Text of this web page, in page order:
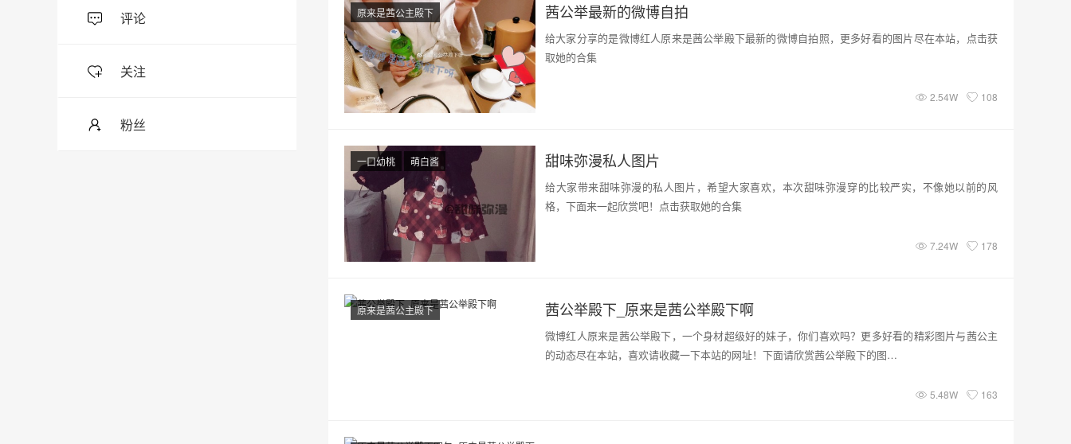
评论
关注
粉丝
茜公举最新的微博自拍
原来是茜公主殿下
给大家分享的是微博红人原来是茜公举殿下最新的微博自拍照，更多好看的图片尽在本站，点击获
取她的合集
2.54W 108
甜味弥漫私人图片
一口幼桃 萌白酱
给大家带来甜味弥漫的私人图片，希望大家喜欢，本次甜味弥漫穿的比较严实，不像她以前的风
格，下面来一起欣赏吧！点击获取她的合集
7.24W 178
茜公举殿下_原来是茜公举殿下啊
原来是茜公主殿下
微博红人原来是茜公举殿下，一个身材超级好的妹子，你们喜欢吗？更多好看的精彩图片与茜公主
的动态尽在本站，喜欢请收藏一下本站的网址！下面请欣赏茜公举殿下的图…
5.48W 163